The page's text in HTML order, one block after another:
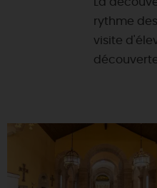
rythme
visite
découverte